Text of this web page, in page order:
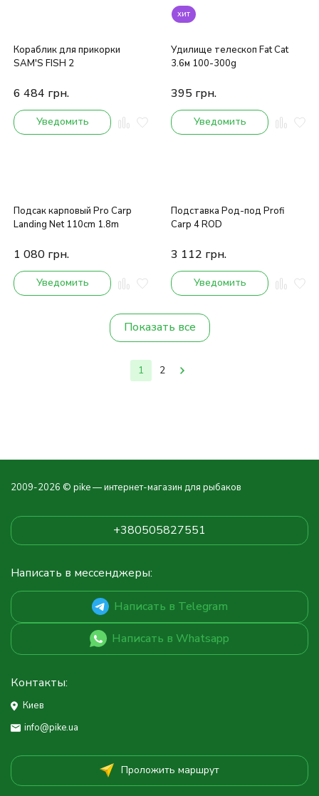
Кораблик для прикорки
SAM'S FISH 2
6 484 грн.
Уведомить
хит
Удилище телескоп Fat Cat
3.6м 100-300g
395 грн.
Уведомить
Подсак карповый Pro Carp
Landing Net 110cm 1.8m
1 080 грн.
Уведомить
Подставка Род-под Profi
Carp 4 ROD
3 112 грн.
Уведомить
Показать все
1 2
2009-2026 © pike — интернет-магазин для рыбаков
+380505827551
Написать в мессенджеры:
Написать в Telegram
Написать в Whatsapp
Контакты:
Киев
info@pike.ua
Проложить маршрут